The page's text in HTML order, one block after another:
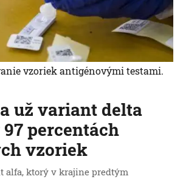
už variant delta
percentách
vzoriek
alfa, ktorý v krajine predtým
vzoriek antigénovými testami.